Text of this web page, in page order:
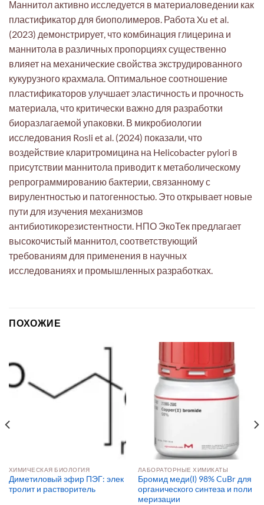
Маннитол активно исследуется в материаловедении как
пластификатор для биополимеров. Работа Xu et al.
(2023) демонстрирует, что комбинация глицерина и
маннитола в различных пропорциях существенно
влияет на механические свойства экструдированного
кукурузного крахмала. Оптимальное соотношение
пластификаторов улучшает эластичность и прочность
материала, что критически важно для разработки
биоразлагаемой упаковки. В микробиологии
исследования Rosli et al. (2024) показали, что
воздействие кларитромицина на Helicobacter pylori в
присутствии маннитола приводит к метаболическому
репрограммированию бактерии, связанному с
вирулентностью и патогенностью. Это открывает новые
пути для изучения механизмов
антибиотикорезистентности. НПО ЭкоТек предлагает
высокочистый маннитол, соответствующий
требованиям для применения в научных
исследованиях и промышленных разработках.
ПОХОЖИЕ
ХИМИЧЕСКАЯ БИОЛОГИЯ
Диметиловый эфир ПЭГ: элек
тролит и растворитель
ЛАБОРАТОРНЫЕ ХИМИКАТЫ
Бромид меди(I) 98% CuBr для
органического синтеза и поли
меризации